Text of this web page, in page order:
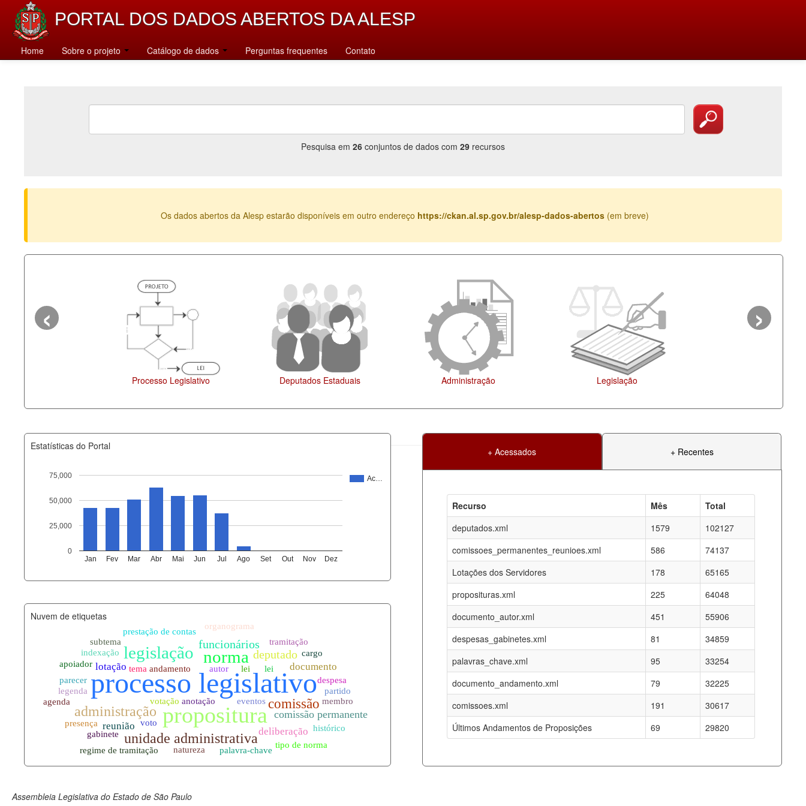
PORTAL DOS DADOS ABERTOS DA ALESP
Home Sobre o projeto Catálogo de dados Perguntas frequentes Contato
Pesquisa em 26 conjuntos de dados com 29 recursos
Os dados abertos da Alesp estarão disponíveis em outro endereço https://ckan.al.sp.gov.br/alesp-dados-abertos (em breve)
Processo Legislativo Deputados Estaduais Administração Legislação
‹ ›
Estatísticas do Portal
Ac…
Jan Fev Mar Abr Mai Jun Jul Ago Set Out Nov Dez
0
25,000
50,000
75,000
+ Acessados + Recentes
Recurso Mês
Total
deputados.xml
1579
102127
comissoes_permanentes_reunioes.xml
586
74137
Lotações dos Servidores
178
65165
proposituras.xml
225
64048
documento_autor.xml
451
55906
despesas_gabinetes.xml
81
34859
palavras_chave.xml
95
33254
documento_andamento.xml
79
32225
comissoes.xml
191
30617
Últimos Andamentos de Proposições
69 29820
documento_andamento_atual.xml
06-08-2026
agenda_eventos.xml
06-08-2026
comissoes_permanentes_votacoes.xml
documento_andamento.xml
06-08-2026
palavras_chave.xml
06-08-2026
legislacao_normas.xml
06-08-2026
legislacao_norma_anotacoes.xml
06-08-2026
Nuvem de etiquetas
Assembleia Legislativa do Estado de São Paulo